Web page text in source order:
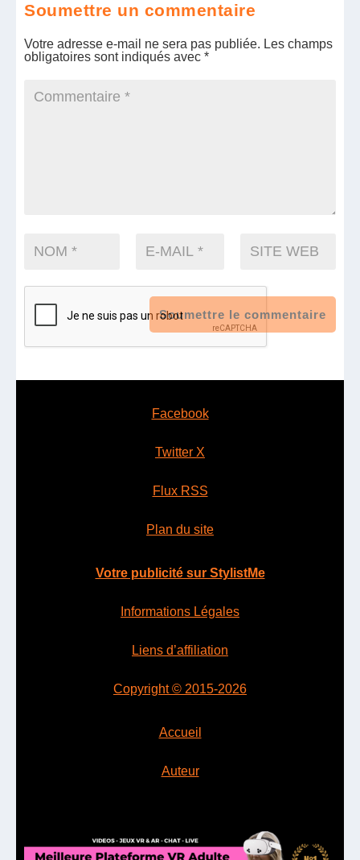
Soumettre un commentaire
Votre adresse e-mail ne sera pas publiée. Les champs
obligatoires sont indiqués avec*
Soumettre le commentaire
Facebook
Twitter X
Flux RSS
Plan du site
Votre publicité sur StylistMe
Informations Légales
Liens d’affiliation
Copyright © 2015-2026
Accueil
Auteur